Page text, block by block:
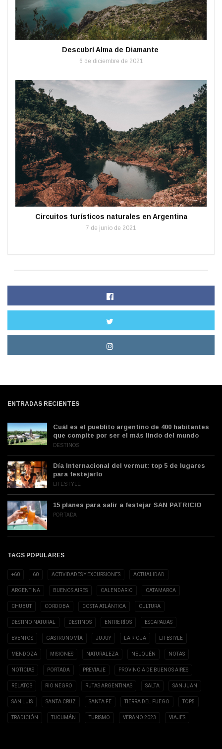
Descubrí Alma de Diamante
6 de diciembre de 2021
Circuitos turísticos naturales en Argentina
7 de junio de 2021
ENTRADAS RECIENTES
Cuál es el pueblito argentino de 400 habitantes
que compite por ser el más lindo del mundo
DESTINOS
Día Internacional del vermut: top 5 de lugares
para festejarlo
LIFESTYLE
15 planes para salir a festejar SAN PATRICIO
PORTADA
TAGS POPULARES
+60 60 ACTIVIDADES Y EXCURSIONES ACTUALIDAD
ARGENTINA BUENOS AIRES CALENDARIO CATAMARCA
CHUBUT CORDOBA COSTA ATLÁNTICA CULTURA
DESTINO NATURAL DESTINOS ENTRE RÍOS ESCAPADAS
EVENTOS GASTRONOMÍA JUJUY LA RIOJA LIFESTYLE
MENDOZA MISIONES NATURALEZA NEUQUÉN NOTAS
NOTICIAS PORTADA PREVIAJE PROVINCIA DE BUENOS AIRES
RELATOS RIO NEGRO RUTAS ARGENTINAS SALTA SAN JUAN
SAN LUIS SANTA CRUZ SANTA FE TIERRA DEL FUEGO TOP5
TRADICIÓN TUCUMÁN TURISMO VERANO 2023 VIAJES